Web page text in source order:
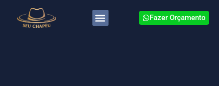
Fazer Orçamento